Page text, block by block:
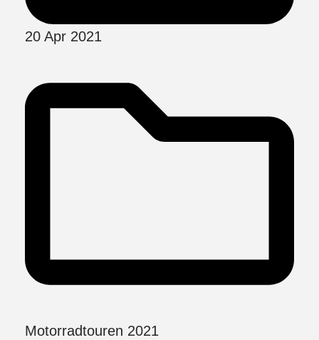
20 Apr 2021
Motorradtouren 2021